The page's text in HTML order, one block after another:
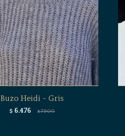
Buzo Heidi - Gris
$ 6.476 $ 7.900